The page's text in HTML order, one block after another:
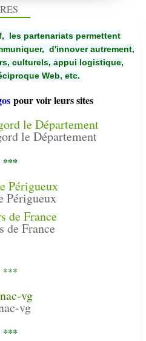
les partenariats permettent
d'innover autrement,
culturels, appui logistique,
Web, etc.
pour voir leurs sites
le Département
***
Périgueux
de France
***
vg
***